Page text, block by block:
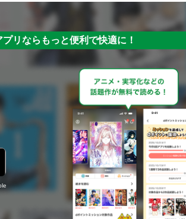
プリならもっと便利で快適に！